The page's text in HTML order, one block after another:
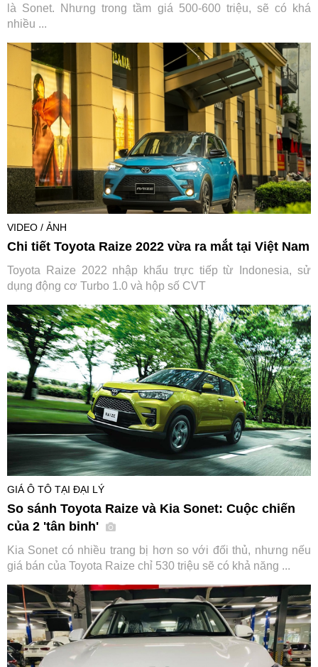
là Sonet. Nhưng trong tầm giá 500-600 triệu, sẽ có khá
nhiều ...
VIDEO / ẢNH
Chi tiết Toyota Raize 2022 vừa ra mắt tại Việt Nam
Toyota Raize 2022 nhập khẩu trực tiếp từ Indonesia, sử
dụng động cơ Turbo 1.0 và hộp số CVT
GIÁ Ô TÔ TẠI ĐẠI LÝ
So sánh Toyota Raize và Kia Sonet: Cuộc chiến
của 2 'tân binh'
Kia Sonet có nhiều trang bị hơn so với đối thủ, nhưng nếu
giá bán của Toyota Raize chỉ 530 triệu sẽ có khả năng ...